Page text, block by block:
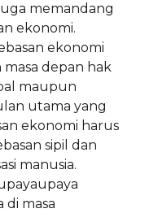
memandang
ekonomi.
ekonomi
depan hak
maupun
utama yang
ekonomi harus
sipil dan
manusia.
di masa